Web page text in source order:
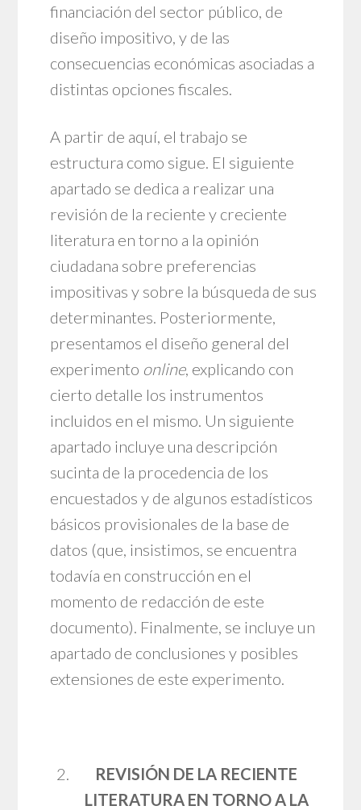
financiación del sector público, de
diseño impositivo, y de las
consecuencias económicas asociadas a
distintas opciones fiscales.
A partir de aquí, el trabajo se
estructura como sigue. El siguiente
apartado se dedica a realizar una
revisión de la reciente y creciente
literatura en torno a la opinión
ciudadana sobre preferencias
impositivas y sobre la búsqueda de sus
determinantes. Posteriormente,
presentamos el diseño general del
experimento online, explicando con
cierto detalle los instrumentos
incluidos en el mismo. Un siguiente
apartado incluye una descripción
sucinta de la procedencia de los
encuestados y de algunos estadísticos
básicos provisionales de la base de
datos (que, insistimos, se encuentra
todavía en construcción en el
momento de redacción de este
documento). Finalmente, se incluye un
apartado de conclusiones y posibles
extensiones de este experimento.
REVISIÓN DE LA RECIENTE
LITERATURA EN TORNO A LA